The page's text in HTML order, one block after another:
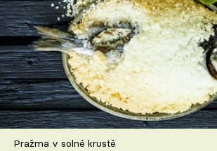
Recepty
Články
TV Program
Škola vaření
Pražma v solné krustě